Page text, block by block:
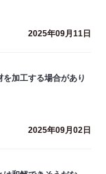
2025年09月11日
加工する場合があり
2025年09月02日